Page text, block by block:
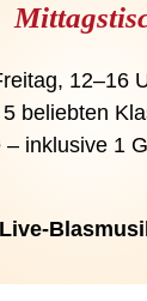
12–16
beliebten
– inklusive 1